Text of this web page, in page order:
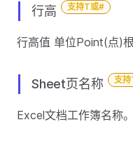
行高 支持T或#
行高值 单位Point(点)
Sheet页名称 支
Excel文档工作簿名称。